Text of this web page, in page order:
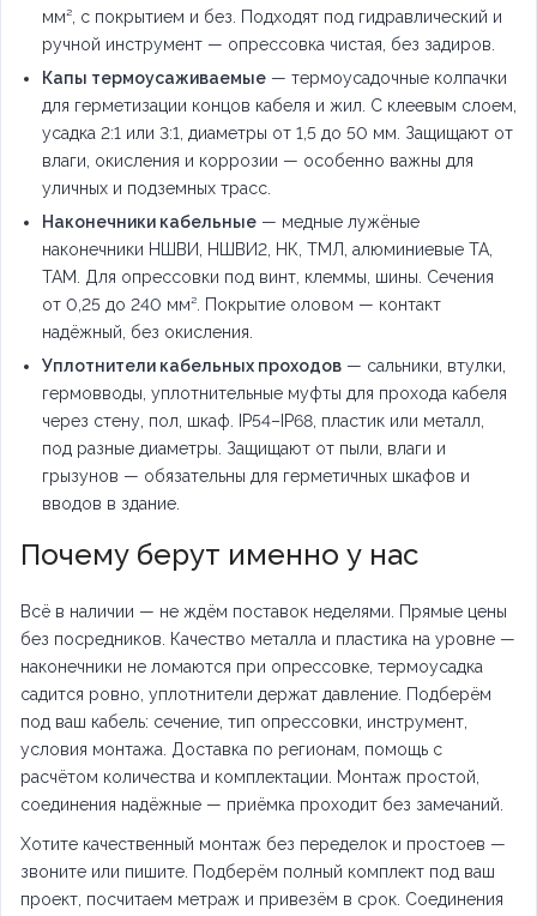
мм², с покрытием и без. Подходят под гидравлический и
ручной инструмент — опрессовка чистая, без задиров.
Капы термоусаживаемые — термоусадочные колпачки
для герметизации концов кабеля и жил. С клеевым слоем,
усадка 2:1 или 3:1, диаметры от 1,5 до 50 мм. Защищают от
влаги, окисления и коррозии — особенно важны для
уличных и подземных трасс.
Наконечники кабельные — медные лужёные
наконечники НШВИ, НШВИ2, НК, ТМЛ, алюминиевые ТА,
ТАМ. Для опрессовки под винт, клеммы, шины. Сечения
от 0,25 до 240 мм². Покрытие оловом — контакт
надёжный, без окисления.
Уплотнители кабельных проходов — сальники, втулки,
гермовводы, уплотнительные муфты для прохода кабеля
через стену, пол, шкаф. IP54–IP68, пластик или металл,
под разные диаметры. Защищают от пыли, влаги и
грызунов — обязательны для герметичных шкафов и
вводов в здание.
Почему берут именно у нас
Всё в наличии — не ждём поставок неделями. Прямые цены
без посредников. Качество металла и пластика на уровне —
наконечники не ломаются при опрессовке, термоусадка
садится ровно, уплотнители держат давление. Подберём
под ваш кабель: сечение, тип опрессовки, инструмент,
условия монтажа. Доставка по регионам, помощь с
расчётом количества и комплектации. Монтаж простой,
соединения надёжные — приёмка проходит без замечаний.
Хотите качественный монтаж без переделок и простоев —
звоните или пишите. Подберём полный комплект под ваш
проект, посчитаем метраж и привезём в срок. Соединения